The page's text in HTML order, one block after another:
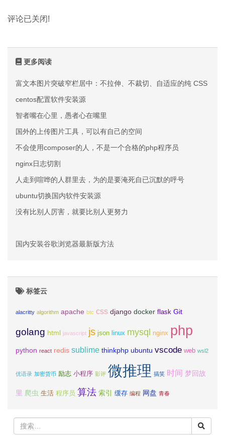
评论已关闭!
更多阅读
富文本图片突破窄栏居中：不拉伸、不裁切、自适应的纯 CSS 方案
centos配置软件安装源
智者嘴在心里，愚者心在嘴里
国外的上传图片工具，可以有自己的空间
不会使用composer的人，不是一个合格的php程序员
nginx日志切割
人走到喧哗的人群里去，为的是要淹死自已沉默的呼号
ubuntu切换国内软件安装源
没有比别人厉害，就要比别人更努力
国内安装谷歌浏览器最新版方法
标签云
alacritty algorithm apache btc css django docker flask Git
golang html javascript js json linux mysql nginx php
python react redis sublime thinkphp ubuntu vscode web wsl2
优语录 加密货币 励志 小程序 影评 微推理 搞笑 时间 梦回故
里 爬虫 生活 程序员 算法 索引 缓存 编程 网盘 青春